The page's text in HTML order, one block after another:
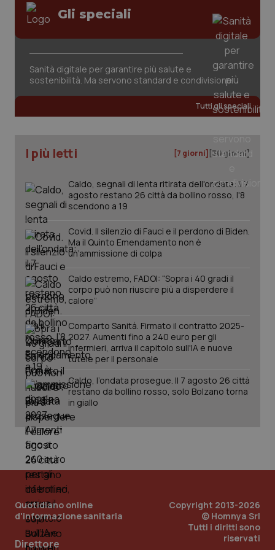
Salute orale & impianti
Tiroide
Tumori gastrointestinali
Ulcera & Reflusso
Vaccini
Gli speciali
Sanità digitale per garantire più salute e
sostenibilità. Ma servono standard e condivisione
Tutti gli speciali
I più letti [7 giorni] [30 giorni]
Caldo, segnali di lenta ritirata dell'ondata: il 7
agosto restano 26 città da bollino rosso, l'8
scendono a 19
Covid. Il silenzio di Fauci e il perdono di Biden.
Ma il Quinto Emendamento non è
un’ammissione di colpa
Caldo estremo, FADOI: “Sopra i 40 gradi il
corpo può non riuscire più a disperdere il
calore”
Comparto Sanità. Firmato il contratto 2025-
2027. Aumenti fino a 240 euro per gli
infermieri, arriva il capitolo sull'IA e nuove
tutele per il personale
Caldo, l’ondata prosegue. Il 7 agosto 26 città
restano da bollino rosso, solo Bolzano torna
in giallo
Quotidiano online
d'informazione sanitaria
Direttore
Copyright 2013-2026
© Homnya Srl
Tutti i diritti sono
riservati
VISITOR_PRIVACY_METADATA
CookieScriptConsent
tracking-sites-ironfish-
tracking-enable
tracking-sites-ironfish-
_ga
Google LLC
.quotidianosanita.it
1
mese